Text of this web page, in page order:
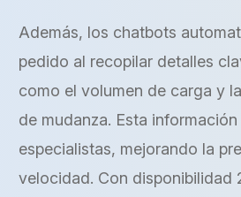
Además, los chatbots
pedido al recopilar detalles
como el volumen de carga y
de mudanza. Esta
especialistas, mejorando la
velocidad. Con disponibilidad